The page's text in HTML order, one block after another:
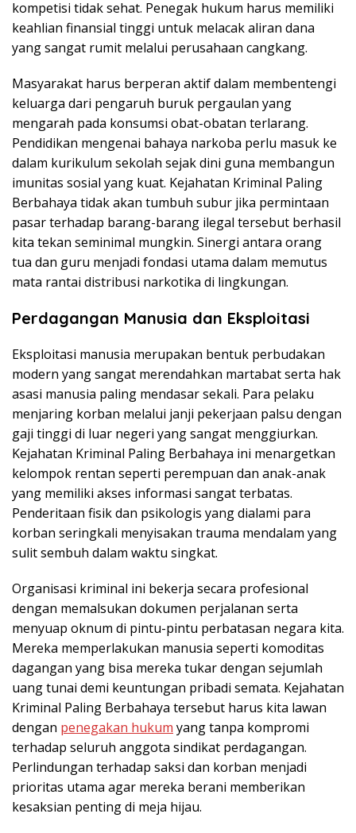
kompetisi tidak sehat. Penegak hukum harus memiliki
keahlian finansial tinggi untuk melacak aliran dana
yang sangat rumit melalui perusahaan cangkang.
Masyarakat harus berperan aktif dalam membentengi
keluarga dari pengaruh buruk pergaulan yang
mengarah pada konsumsi obat-obatan terlarang.
Pendidikan mengenai bahaya narkoba perlu masuk ke
dalam kurikulum sekolah sejak dini guna membangun
imunitas sosial yang kuat. Kejahatan Kriminal Paling
Berbahaya tidak akan tumbuh subur jika permintaan
pasar terhadap barang-barang ilegal tersebut berhasil
kita tekan seminimal mungkin. Sinergi antara orang
tua dan guru menjadi fondasi utama dalam memutus
mata rantai distribusi narkotika di lingkungan.
Perdagangan Manusia dan Eksploitasi
Eksploitasi manusia merupakan bentuk perbudakan
modern yang sangat merendahkan martabat serta hak
asasi manusia paling mendasar sekali. Para pelaku
menjaring korban melalui janji pekerjaan palsu dengan
gaji tinggi di luar negeri yang sangat menggiurkan.
Kejahatan Kriminal Paling Berbahaya ini menargetkan
kelompok rentan seperti perempuan dan anak-anak
yang memiliki akses informasi sangat terbatas.
Penderitaan fisik dan psikologis yang dialami para
korban seringkali menyisakan trauma mendalam yang
sulit sembuh dalam waktu singkat.
Organisasi kriminal ini bekerja secara profesional
dengan memalsukan dokumen perjalanan serta
menyuap oknum di pintu-pintu perbatasan negara kita.
Mereka memperlakukan manusia seperti komoditas
dagangan yang bisa mereka tukar dengan sejumlah
uang tunai demi keuntungan pribadi semata. Kejahatan
Kriminal Paling Berbahaya tersebut harus kita lawan
dengan penegakan hukum yang tanpa kompromi
terhadap seluruh anggota sindikat perdagangan.
Perlindungan terhadap saksi dan korban menjadi
prioritas utama agar mereka berani memberikan
kesaksian penting di meja hijau.